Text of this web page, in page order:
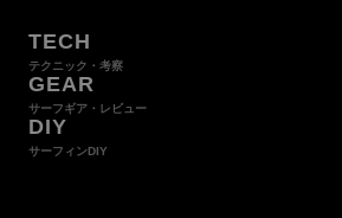
TECH
テクニック・考察
GEAR
サーフギア・レビュー
DIY
サーフィンDIY